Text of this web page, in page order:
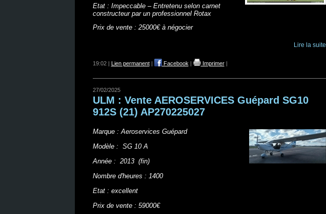
Etat : Impeccable – Entretenu selon carnet
constructeur par un professionnel Rotax
Prix de vente : 25000€ à négocier
Lire la suite
19:02 | Lien permanent| Facebook | Imprimer|
27/02/2025
ULM : Vente AEROSERVICES Guépard SG10
912S (21) AP270225027
Marque : Aeroservices Guépard
Modèle : SG 10 A
Année : 2013 (fin)
Nombre d'heures : 1400
Etat : excellent
Prix de vente : 59000€